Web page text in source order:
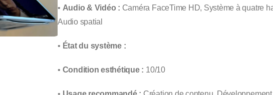
• Audio & Vidéo : Caméra FaceTime HD, Système à quatre
Audio spatial
• État du système :
• Condition esthétique : 10/10